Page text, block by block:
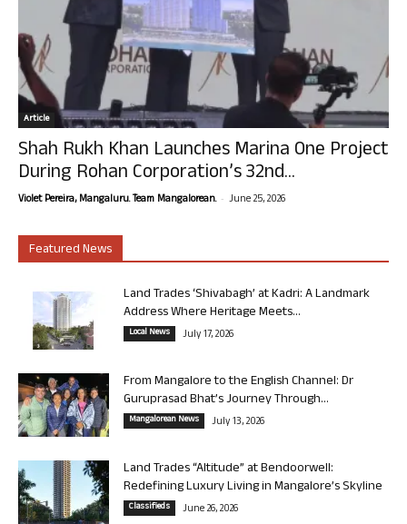
Article
Shah Rukh Khan Launches Marina One Project
During Rohan Corporation’s 32nd...
Violet Pereira, Mangaluru. Team Mangalorean. - June 25, 2026
Featured News
Land Trades ‘Shivabagh’ at Kadri: A Landmark
Address Where Heritage Meets...
Local News July 17, 2026
From Mangalore to the English Channel: Dr
Guruprasad Bhat’s Journey Through...
Mangalorean News July 13, 2026
Land Trades “Altitude” at Bendoorwell:
Redefining Luxury Living in Mangalore’s Skyline
Classifieds June 26, 2026